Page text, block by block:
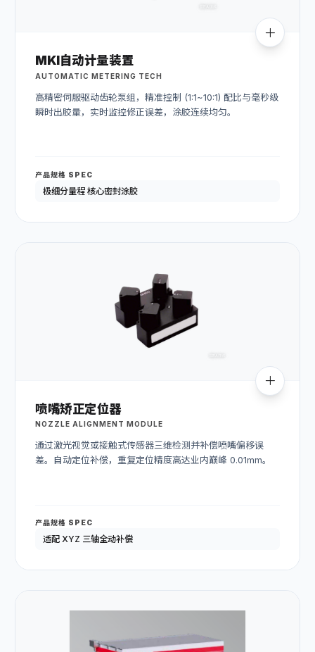
MKI自动计量装置
AUTOMATIC METERING TECH
高精密伺服驱动齿轮泵组，精准控制 (1:1~10:1) 配比与毫秒级
瞬时出胶量，实时监控修正误差，涂胶连续均匀。
产品规格 SPEC
极细分量程 核心密封涂胶
喷嘴矫正定位器
NOZZLE ALIGNMENT MODULE
通过激光视觉或接触式传感器三维检测并补偿喷嘴偏移误
差。自动定位补偿，重复定位精度高达业内巅峰 0.01mm。
产品规格 SPEC
适配 XYZ 三轴全动补偿